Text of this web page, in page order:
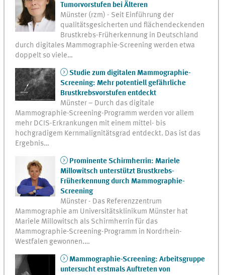
Tumorvorstufen bei Älteren
Münster (rzm) - Seit Einführung der
qualitätsgesicherten und flächendeckenden
Brustkrebs-Früherkennung in Deutschland
durch digitales Mammographie-Screening werden etwa
doppelt so viele…
Studie zum digitalen Mammographie-
Screening: Mehr potentiell gefährliche
Brustkrebsvorstufen entdeckt
Münster – Durch das digitale
Mammographie-Screening-Programm werden vor allem
mehr DCIS-Erkrankungen mit einem mittel- bis
hochgradigem Kernmalignitätsgrad entdeckt. Das ist das
Ergebnis…
Prominente Schirmherrin: Mariele
Millowitsch unterstützt Brustkrebs-
Früherkennung durch Mammographie-
Screening
Münster - Das Referenzzentrum
Mammographie am Universitätsklinikum Münster hat
Mariele Millowitsch als Schirmherrin für das
Mammographie-Screening-Programm in Nordrhein-
Westfalen gewonnen.…
Mammographie-Screening: Arbeitsgruppe
untersucht erstmals Auftreten von